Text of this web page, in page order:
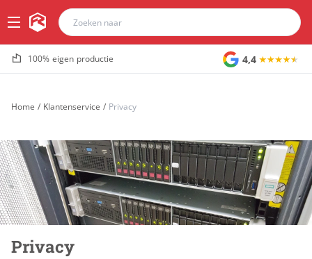
100% eigen productie 4,4
Home / Klantenservice / Privacy
Privacy